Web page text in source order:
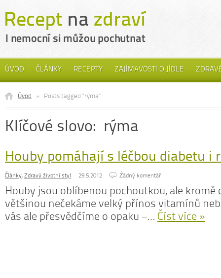
ÚVOD ČLÁNKY RECEPTY ZAJÍMAVOSTI O JÍDLE
Úvod » Posts tagged "rýma"
Klíčové slovo: rýma
Houby pomáhají s léčbou diabetu i
Články, Zdravý životní styl 29.5.2012 Źádný komentář
Houby jsou oblíbenou pochoutkou, ale kromě
většinou nečekáme velký přínos vitamínů
vás ale přesvědčíme o opaku –… Číst více »